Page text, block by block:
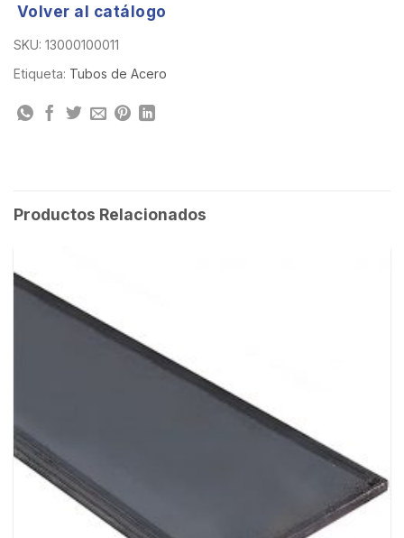
Volver al catálogo
SKU: 13000100011
Etiqueta: Tubos de Acero
Productos Relacionados